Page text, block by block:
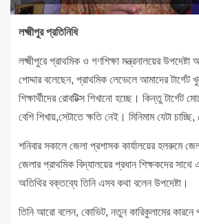
লক্ষ্মীপুর প্রতিনিধি
লক্ষ্মীপুরে প্রাথমিক ও গণশিক্ষা মন্ত্রনালয়ের উপদেষ্টা
পোদ্দার বলেছেন, প্রাথমিক লেভেলে আমাদের
শিক্ষার্থীদের রোবটিক্স শিখানো হচ্ছে। কিন্তু টার্গেট
বেশি শিখায়,সেটাতে ক্ষতি নেই। মিনিমাম যেটা
শনিবার সকালে জেলা প্রশাসক কার্যালয়ের হলরুমে
জেলার প্রাথমিক বিদ্যালয়ের প্রধান শিক্ষকদের
অতিথির বক্তব্যে তিনি এসব কথা বলেন উপদেষ্টা।
তিনি আরো বলেন, কোভিট, নতুন কারিকুলামের কারনে